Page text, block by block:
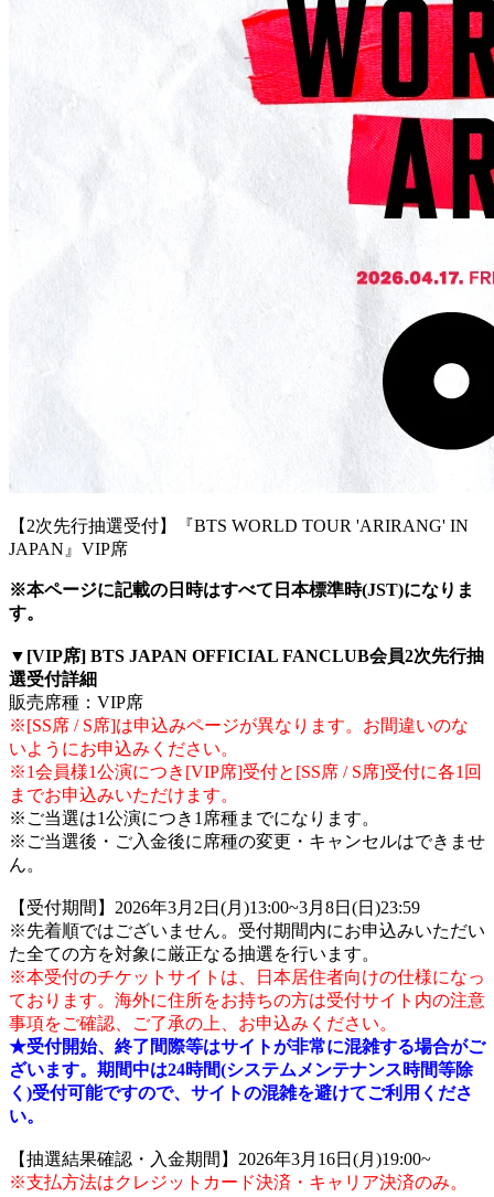
【2次先行抽選受付】『BTS WORLD TOUR 'ARIRANG' IN
JAPAN』VIP席
※本ページに記載の日時はすべて日本標準時(JST)になりま
す。
▼[VIP席] BTS JAPAN OFFICIAL FANCLUB会員2次先行抽
選受付詳細
販売席種：VIP席
※[SS席 / S席]は申込みページが異なります。お間違いのな
いようにお申込みください。
※1会員様1公演につき[VIP席]受付と[SS席 / S席]受付に各1回
までお申込みいただけます。
※ご当選は1公演につき1席種までになります。
※ご当選後・ご入金後に席種の変更・キャンセルはできませ
ん。
【受付期間】2026年3月2日(月)13:00~3月8日(日)23:59
※先着順ではございません。受付期間内にお申込みいただい
た全ての方を対象に厳正なる抽選を行います。
※本受付のチケットサイトは、日本居住者向けの仕様になっ
ております。海外に住所をお持ちの方は受付サイト内の注意
事項をご確認、ご了承の上、お申込みください。
★受付開始、終了間際等はサイトが非常に混雑する場合がご
ざいます。期間中は24時間(システムメンテナンス時間等除
く)受付可能ですので、サイトの混雑を避けてご利用くださ
い。
【抽選結果確認・入金期間】2026年3月16日(月)19:00~
※支払方法はクレジットカード決済・キャリア決済のみ。